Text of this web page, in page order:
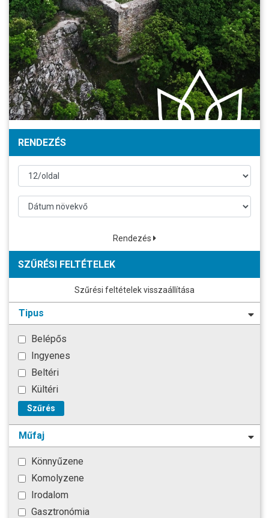
RENDEZÉS
Rendezés
SZŰRÉSI FELTÉTELEK
Szűrési feltételek visszaállítása
Tipus
Belépős
Ingyenes
Beltéri
Kültéri
Szűrés
Műfaj
Könnyűzene
Komolyzene
Irodalom
Gasztronómia